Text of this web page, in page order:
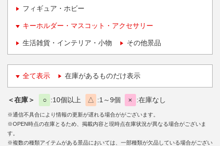
フィギュア・ホビー
キーホルダー・マスコット・アクセサリー
生活雑貨・インテリア・小物 その他景品
全て表示 在庫があるものだけ表示
＜在庫＞ ○ 10個以上 △ 1～9個 × 在庫なし
※通信不具合により情報の更新が遅れる場合ががございます。
※OPEN時点の在庫とるため、掲載内容と現時点在庫状況が異なる場合がございま
す。
※複数の種類アイテムがある景品においては、一部種類が欠品している場合がござい